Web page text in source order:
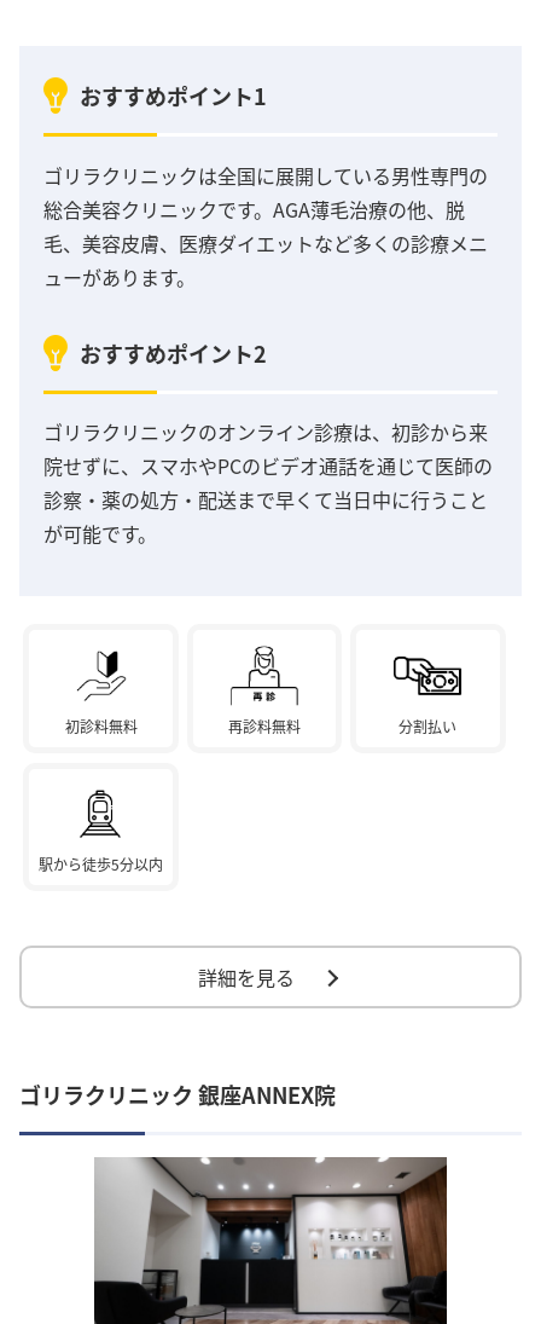
おすすめポイント1
ゴリラクリニックは全国に展開している男性専門の
総合美容クリニックです。AGA薄毛治療の他、脱
毛、美容皮膚、医療ダイエットなど多くの診療メニ
ューがあります。
おすすめポイント2
ゴリラクリニックのオンライン診療は、初診から来
院せずに、スマホやPCのビデオ通話を通じて医師の
診察・薬の処方・配送まで早くて当日中に行うこと
が可能です。
初診料無料 再診料無料 分割払い
駅から徒歩5分以内
詳細を見る
ゴリラクリニック 銀座ANNEX院